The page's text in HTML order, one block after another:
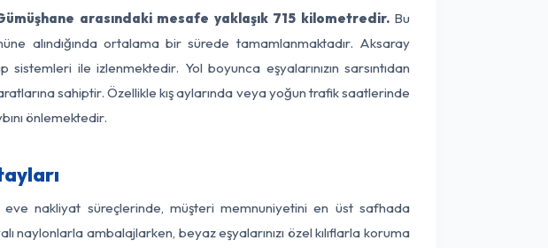
arasındaki mesafe yaklaşık 715 kilometredir.Bu
alındığında ortalama bir sürede tamamlanmaktadır. Aksaray
ile izlenmektedir. Yol boyunca eşyalarınızın sarsıntıdan
sahiptir. Özellikle kış aylarında veya yoğun trafik saatlerinde
önlemektedir.
nakliyat süreçlerinde, müşteri memnuniyetini en üst safhada
ambalajlarken, beyaz eşyalarınızı özel kılıflarla koruma